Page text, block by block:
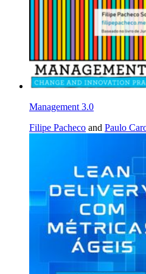
Management 3.0
Filipe Pacheco and Paulo